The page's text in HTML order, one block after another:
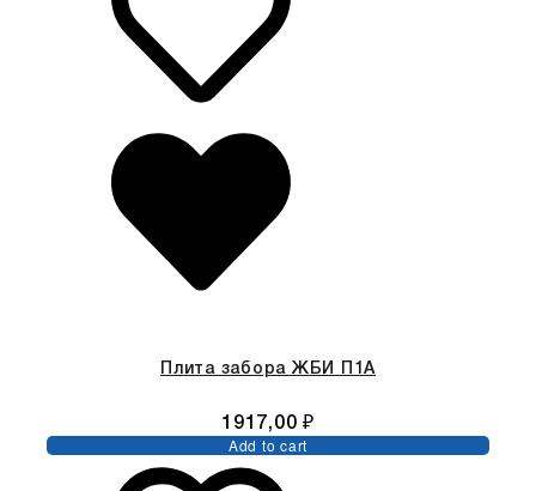
Плита забора ЖБИ П1А
1917,00₽
Add to cart